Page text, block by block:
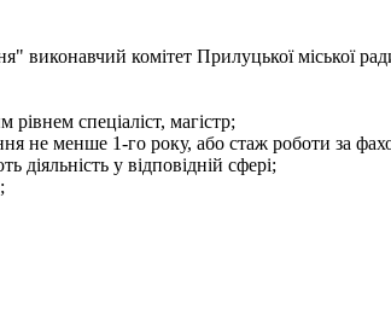
виконавчий комітет Прилуцької міської
спеціаліст, магістр;
не менше 1-го року, або стаж роботи за
у відповідній сфері;